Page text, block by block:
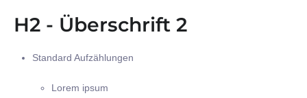
H2 - Überschrift 2
Standard Aufzählungen
Lorem ipsum